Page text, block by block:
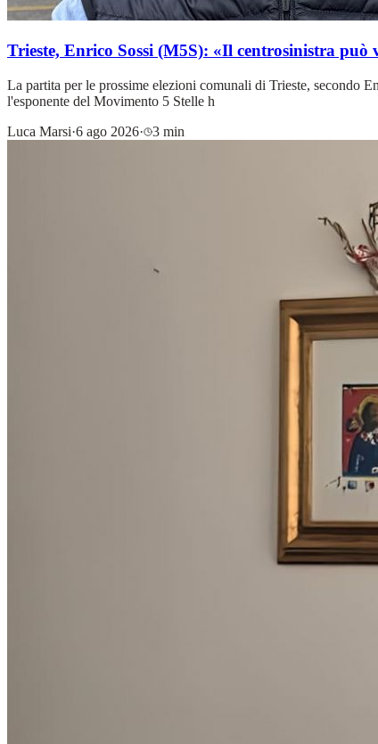
Trieste, Enrico Sossi (M5S): «Il centrosinistra
La partita per le prossime elezioni comunali di Trieste, secondo
l'esponente del Movimento 5 Stelle h
Luca Marsi·6 ago 2026· 3 min